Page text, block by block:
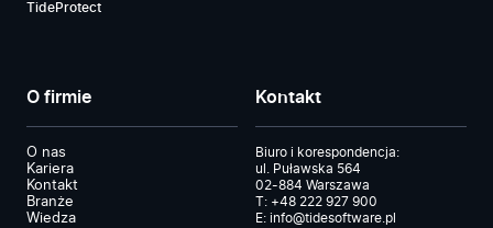
TideProtect
O firmie
O nas
Kariera
Kontakt
Branże
Wiedza
Kontakt
Biuro i korespondencja:
ul. Puławska 564
02-884 Warszawa
T: +48 222 927 900
E: info@tidesoftware.pl